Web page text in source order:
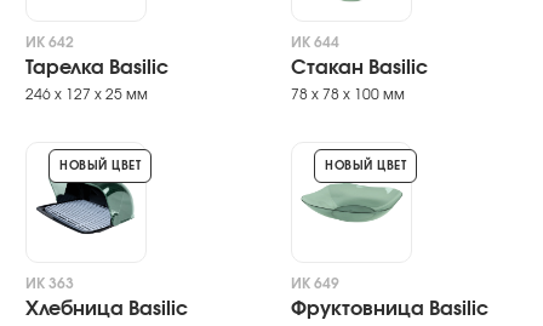
ИК 642
Тарелка Basilic
246 х 127 х 25 мм
ИК 644
Стакан Basilic
78 х 78 х 100 мм
НОВЫЙ ЦВЕТ
ИК 363
Хлебница Basilic
НОВЫЙ ЦВЕТ
ИК 649
Фруктовница Basilic